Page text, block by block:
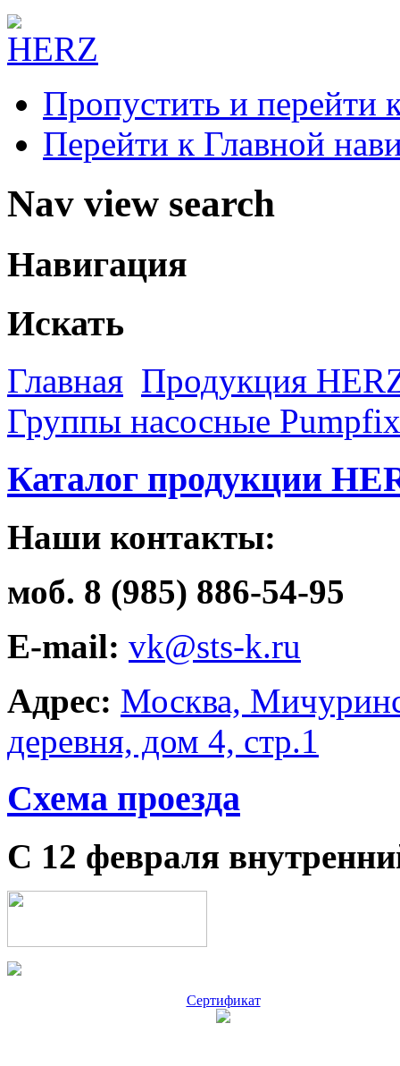
Пропустить и перейти
Перейти к Главной
Nav view search
Навигация
Искать
Главная Продукция
Группы насосные Pumpfix
Каталог продукции
Наши контакты:
моб. 8 (985) 886-54-95
E-mail: vk@sts-k.ru
Адрес: Москва,
деревня, дом 4, стр.1
Схема проезда
С 12 февраля
Сертификат